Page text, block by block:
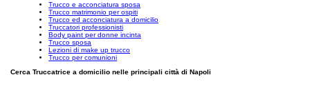
Trucco e acconciatura sposa
Trucco matrimonio per ospiti
Trucco ed acconciatura a domicilio
Truccatori professionisti
Body paint per donne incinta
Trucco sposa
Lezioni di make up trucco
Trucco per comunioni
Cerca Truccatrice a domicilio nelle principali città di Napoli